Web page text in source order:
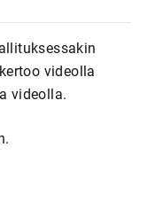
videolla
videolla.